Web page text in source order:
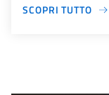
SCOPRI TUTTO